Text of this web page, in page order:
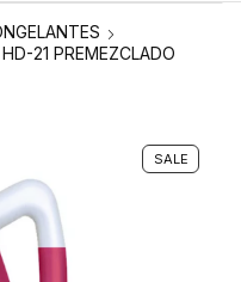
21 PREMEZCLADO
SALE